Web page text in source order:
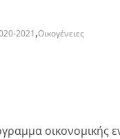
2021,Οικογένειες
οικονομικής